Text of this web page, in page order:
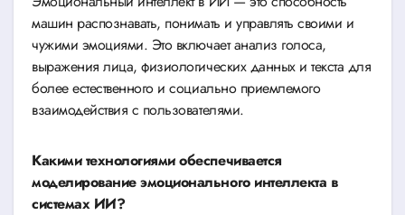
машин распознавать, понимать и управлять своими и
чужими эмоциями. Это включает анализ голоса,
выражения лица, физиологических данных и текста для
более естественного и социально приемлемого
взаимодействия с пользователями.
Какими технологиями обеспечивается
моделирование эмоционального интеллекта в
системах ИИ?